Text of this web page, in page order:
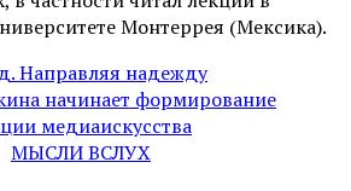
Монтеррея (Мексика).
Направляя надежду
начинает формирование
медиаискусства
МЫСЛИ ВСЛУХ